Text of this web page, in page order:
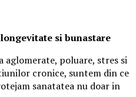
si bunastare
poluare, stres si
cronice, suntem din ce
sanatatea nu doar in